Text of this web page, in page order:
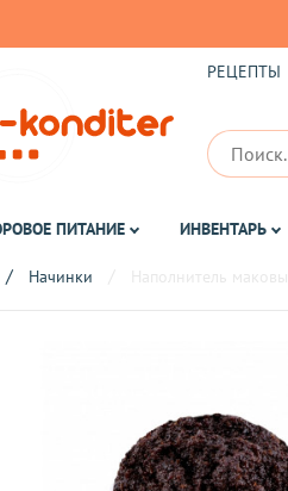
РЕЦЕПТЫ
ПИТАНИЕ ИНВЕНТАРЬ
Начинки